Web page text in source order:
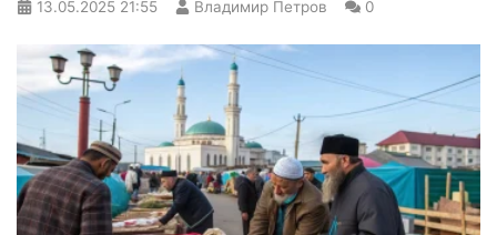
13.05.2025 21:55 Владимир Петров 0